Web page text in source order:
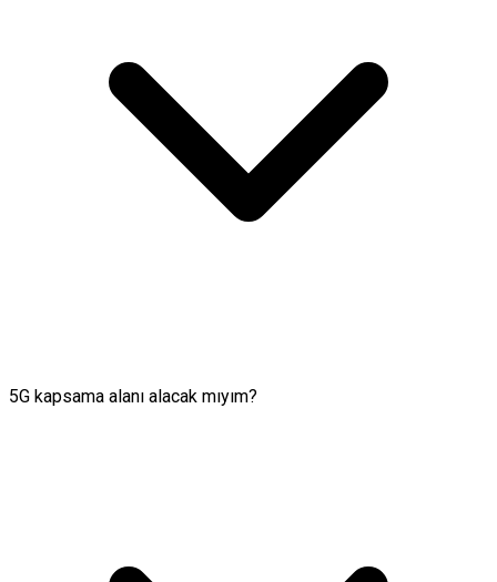
5G kapsama alanı alacak mıyım?